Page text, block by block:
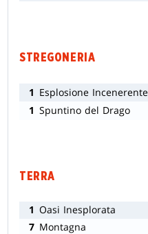
STREGONERIA
1 Esplosione Incenerente
1 Spuntino del Drago
TERRA
1 Oasi Inesplorata
7 Montagna